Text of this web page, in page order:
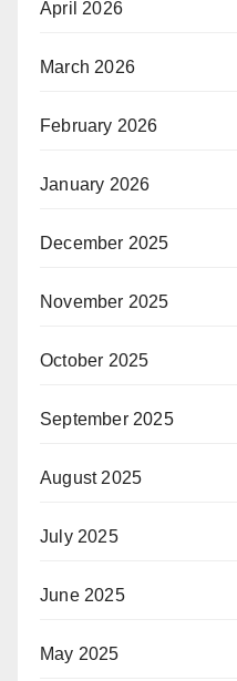
April 2026
March 2026
February 2026
January 2026
December 2025
November 2025
October 2025
September 2025
August 2025
July 2025
June 2025
May 2025